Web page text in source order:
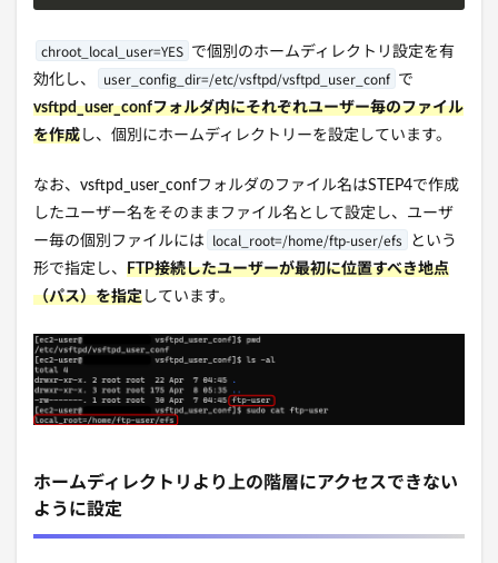
chroot_local_user=YES で個別のホームディレクトリ設定を有
効化し、
user_config_dir=/etc/vsftpd/vsftpd_user_conf で
vsftpd_user_confフォルダ内にそれぞれユーザー毎のファイル
を作成 し、個別にホームディレクトリーを設定しています。
なお、vsftpd_user_confフォルダのファイル名はSTEP4で作成
したユーザー名をそのままファイル名として設定し、ユーザ
ー毎の個別ファイルには local_root=/home/ftp-user/efs
という
形で指定し、 FTP接続したユーザーが最初に位置すべき地点
（パス）を指定 しています。
ホームディレクトリより上の階層にアクセスできない
ように設定